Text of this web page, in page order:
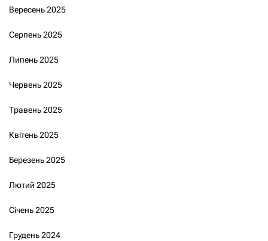
Вересень 2025
Серпень 2025
Липень 2025
Червень 2025
Травень 2025
Квітень 2025
Березень 2025
Лютий 2025
Січень 2025
Грудень 2024